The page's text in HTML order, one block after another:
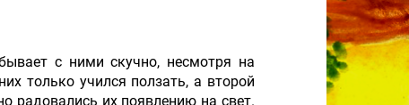
с ними скучно, несмотря на
только учился ползать, а второй
радовались их появлению на свет.